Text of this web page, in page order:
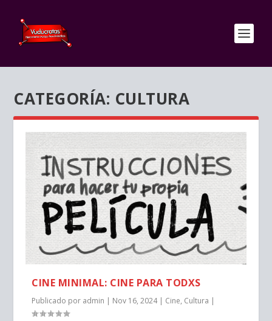
CATEGORÍA: CULTURA
CINE MINIMAL: CINE PARA TODXS
Publicado por admin | Nov 16, 2024| Cine, Cultura |